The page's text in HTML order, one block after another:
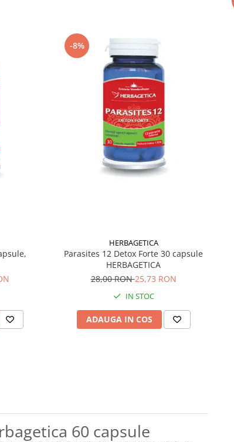
-8%
HERBAGETICA
Parasites 12 Detox Forte 30 capsule
HERBAGETICA
28,00 RON25,73 RON
IN STOC
ADAUGA IN COS
60 capsule